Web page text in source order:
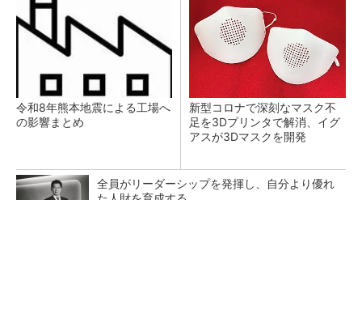
令和8年熊本地震による工場へ
の影響まとめ
新型コロナで深刻なマスク不
足を3Dプリンタで解消、イグ
アスが3Dマスクを開発
全員がリーダーシップを発揮し、自分より優れ
た人財を育成する